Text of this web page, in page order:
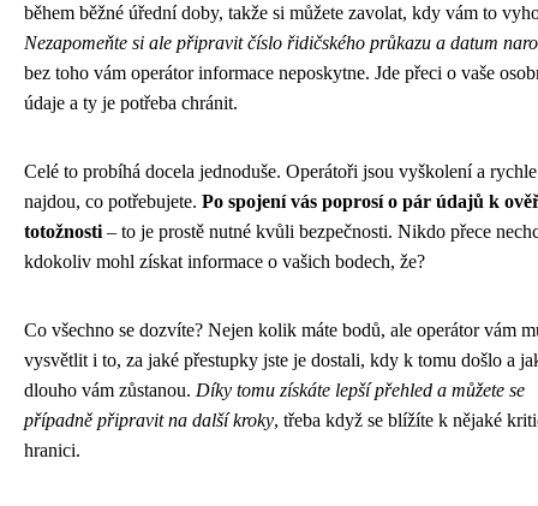
během běžné úřední doby, takže si můžete zavolat, kdy vám to
Nezapomeňte si ale připravit číslo řidičského průkazu a datum
bez toho vám operátor informace neposkytne. Jde přeci o vaše
údaje a ty je potřeba chránit.
Celé to probíhá docela jednoduše. Operátoři jsou vyškolení a rychle
najdou, co potřebujete. Po spojení vás poprosí o pár údajů k
totožnosti – to je prostě nutné kvůli bezpečnosti. Nikdo přece
kdokoliv mohl získat informace o vašich bodech, že?
Co všechno se dozvíte? Nejen kolik máte bodů, ale operátor vám
vysvětlit i to, za jaké přestupky jste je dostali, kdy k tomu došlo a
dlouho vám zůstanou. Díky tomu získáte lepší přehled a můžete se
případně připravit na další kroky, třeba když se blížíte k nějaké
hranici.